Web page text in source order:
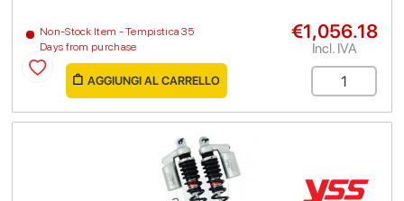
Non-Stock Item - Tempistica 35
Days from purchase
€1,056.18
Incl. IVA
AGGIUNGI AL CARRELLO